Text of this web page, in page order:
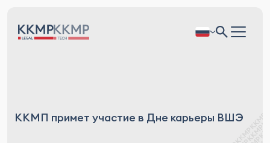
ККМП примет участие в Дне карьеры ВШЭ